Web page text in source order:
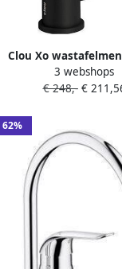
Clou Xo
6.3x21cm type 1 met
uitloop zwart mat CL
3 webshops
€ 248,-€
62%